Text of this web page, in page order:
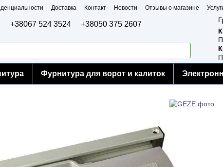
Доставка Контакт Новости Отзывы о магазине
+38067 524 3524 +38050 375 2607
Фурнитура для ворот и калиток